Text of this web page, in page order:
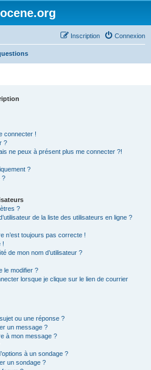
Connexion
Inscription
connecter !
?
ne peux à présent plus me connecter ?!
?
?
?
de la liste des utilisateurs en ligne ?
n’est toujours pas correcte !
!
de mon nom d’utilisateur ?
le modifier ?
lorsque je clique sur le lien de courrier
ou une réponse ?
un message ?
à mon message ?
à un sondage ?
un sondage ?